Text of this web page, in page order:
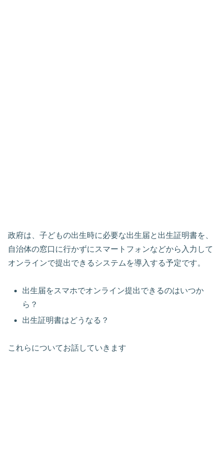
政府は、子どもの出生時に必要な出生届と出生証明書を、
自治体の窓口に行かずにスマートフォンなどから入力して
オンラインで提出できるシステムを導入する予定です。
出生届をスマホでオンライン提出できるのはいつか
ら？
出生証明書はどうなる？
これらについてお話していきます